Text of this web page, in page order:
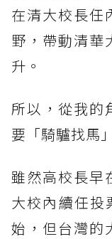
在清大校長任
野，帶動清華
升。
所以，從我的
要「騎驢找馬
雖然高校長早
大校內續任投
始，但台灣的